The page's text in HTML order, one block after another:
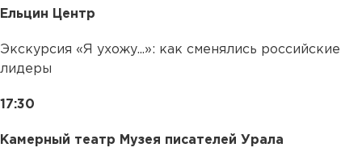
Ельцин Центр
Экскурсия «Я ухожу...»: как сменялись российские
лидеры
17:30
Камерный театр Музея писателей Урала